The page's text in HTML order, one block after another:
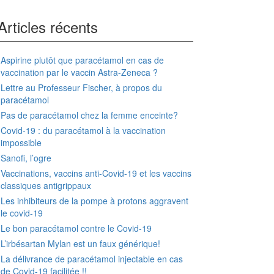
récents
Aspirine plutôt que paracétamol en cas de
vaccination par le vaccin Astra-Zeneca ?
Lettre au Professeur Fischer, à propos du
paracétamol
Pas de paracétamol chez la femme enceinte?
Covid-19 : du paracétamol à la vaccination
impossible
Sanofi, l’ogre
Vaccinations, vaccins anti-Covid-19 et les vaccins
classiques antigrippaux
Les inhibiteurs de la pompe à protons aggravent
le covid-19
Le bon paracétamol contre le Covid-19
L’irbésartan Mylan est un faux générique!
La délivrance de paracétamol injectable en cas
de Covid-19 facilitée !!